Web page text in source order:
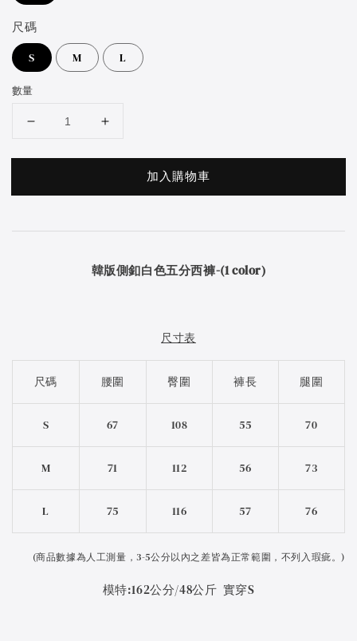
尺碼
S M L
數量
加入購物車
韓版側釦白色五分西褲-(1 color)
尺寸表
尺碼 腰圍 臀圍 褲長 腿圍
S 67 108 55 70
M 71 112 56 73
L 75 116 57 76
(商品數據為人工測量，3-5公分以內之差皆為正常範圍，不列入瑕疵。)
模特:162公分/48公斤 實穿S